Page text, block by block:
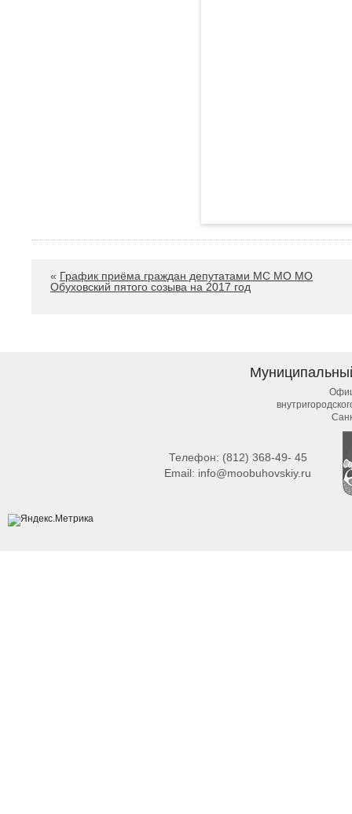
« График приёма граждан депутатами МС МО МО
Обуховский пятого созыва на 2017 год
Телефон: (812) 368-49- 45
Email: info@moobuhovskiy.ru